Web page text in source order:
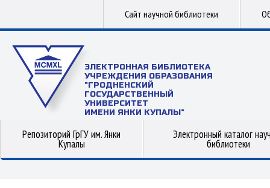
Сайт научной библиотеки
ЭЛЕКТРОННАЯ БИБЛИОТЕКА
УЧРЕЖДЕНИЯ ОБРАЗОВАНИЯ
"ГРОДНЕНСКИЙ
ГОСУДАРСТВЕННЫЙ
УНИВЕРСИТЕТ
ИМЕНИ ЯНКИ КУПАЛЫ"
Репозиторий ГрГУ им. Янки
Купалы
Электронный каталог
библиотеки